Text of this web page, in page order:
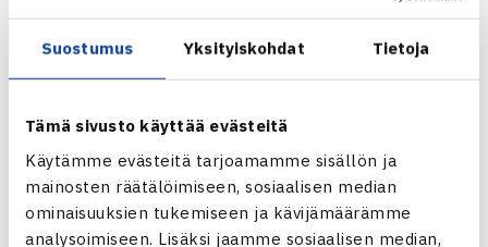
Suostumus Yksityiskohdat Tietoja
Tämä sivusto käyttää evästeitä
Käytämme evästeitä tarjoamamme sisällön ja
mainosten räätälöimiseen, sosiaalisen median
ominaisuuksien tukemiseen ja kävijämäärämme
analysoimiseen. Lisäksi jaamme sosiaalisen median,